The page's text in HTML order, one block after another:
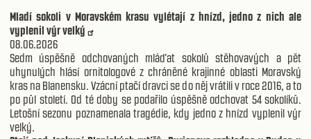
Mladí sokoli v Moravském krasu vylétají z hnízd, jedno z nich ale
vyplenil výr velký
08.06.2026
Sedm úspěšně odchovaných mláďat sokolů stěhovavých a pět
uhynulých hlásí ornitologové z chráněné krajinné oblasti Moravský
kras na Blanensku. Vzácní ptačí dravci se do něj vrátili v roce 2016, a to
po půl století. Od té doby se podařilo úspěšně odchovat 54 sokolíků.
Letošní sezonu poznamenala tragédie, kdy jedno z hnízd vyplenil výr
velký.